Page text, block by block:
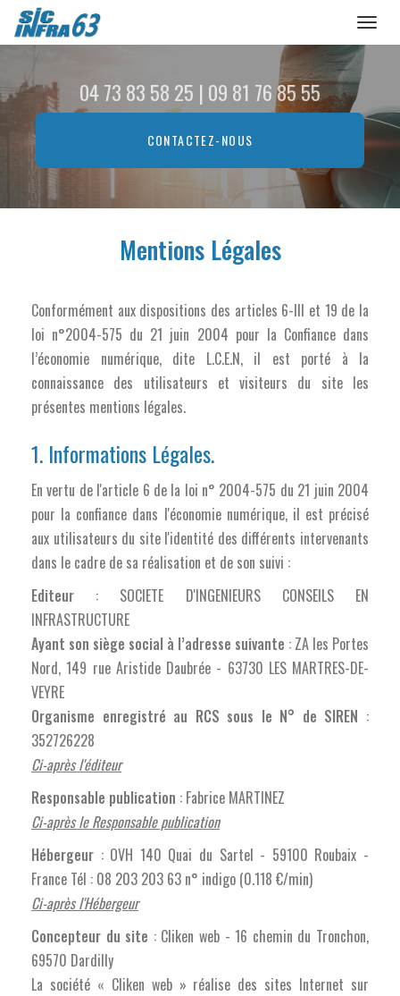
contenu
principal
04 73 83 58 25 | 09 81 76 85 55
CONTACTEZ-NOUS
Mentions Légales
Conformément aux dispositions des articles 6-III et 19 de la
loi n°2004-575 du 21 juin 2004 pour la Confiance dans
l’économie numérique, dite L.C.E.N, il est porté à la
connaissance des utilisateurs et visiteurs du site les
présentes mentions légales.
1. Informations Légales.
En vertu de l'article 6 de la loi n° 2004-575 du 21 juin 2004
pour la confiance dans l'économie numérique, il est précisé
aux utilisateurs du site l'identité des différents intervenants
dans le cadre de sa réalisation et de son suivi :
Editeur : SOCIETE D'INGENIEURS CONSEILS EN
INFRASTRUCTURE
Ayant son siège social à l’adresse suivante : ZA les Portes
Nord, 149 rue Aristide Daubrée - 63730 LES MARTRES-DE-
VEYRE
Organisme enregistré au RCS sous le N° de SIREN :
352726228
Ci-après l'éditeur
Responsable publication : Fabrice MARTINEZ
Ci-après le Responsable publication
Hébergeur : OVH 140 Quai du Sartel - 59100 Roubaix -
France Tél : 08 203 203 63 n° indigo (0.118 €/min)
Ci-après l'Hébergeur
Concepteur du site : Cliken web - 16 chemin du Tronchon,
69570 Dardilly
La société « Cliken web » réalise des sites Internet sur